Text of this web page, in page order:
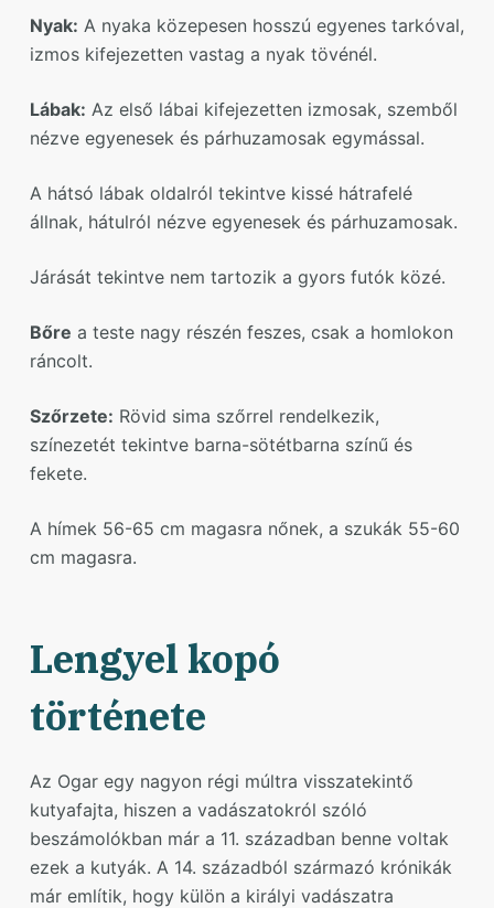
Nyak: A nyaka közepesen hosszú egyenes tarkóval,
izmos kifejezetten vastag a nyak tövénél.
Lábak: Az első lábai kifejezetten izmosak, szemből
nézve egyenesek és párhuzamosak egymással.
A hátsó lábak oldalról tekintve kissé hátrafelé
állnak, hátulról nézve egyenesek és párhuzamosak.
Járását tekintve nem tartozik a gyors futók közé.
Bőre a teste nagy részén feszes, csak a homlokon
ráncolt.
Szőrzete: Rövid sima szőrrel rendelkezik,
színezetét tekintve barna-sötétbarna színű és
fekete.
A hímek 56-65 cm magasra nőnek, a szukák 55-60
cm magasra.
Lengyel kopó
története
Az Ogar egy nagyon régi múltra visszatekintő
kutyafajta, hiszen a vadászatokról szóló
beszámolókban már a 11. században benne voltak
ezek a kutyák. A 14. századból származó krónikák
már említik, hogy külön a királyi vadászatra